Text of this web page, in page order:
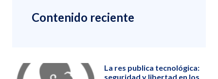
Contenido reciente
La res publica tecnológica:
seguridad y libertad en los